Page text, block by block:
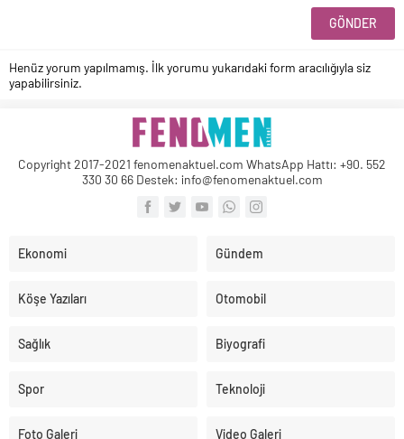
Henüz yorum yapılmamış. İlk yorumu yukarıdaki form aracılığıyla siz
yapabilirsiniz.
Copyright 2017-2021 fenomenaktuel.com WhatsApp Hattı: +90. 552
330 30 66 Destek: info@fenomenaktuel.com
Ekonomi Gündem
Köşe Yazıları Otomobil
Sağlık Biyografi
Spor Teknoloji
Foto Galeri Video Galeri